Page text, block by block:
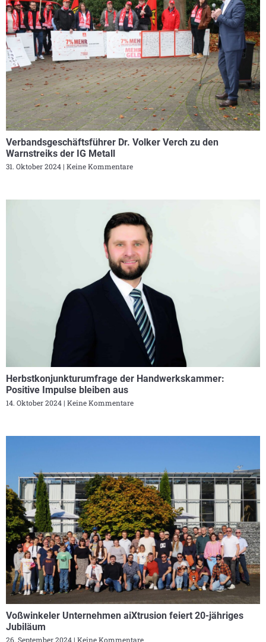
Verbandsgeschäftsführer Dr. Volker Verch zu den
Warnstreiks der IG Metall
31. Oktober 2024 Keine Kommentare
Herbstkonjunkturumfrage der Handwerkskammer:
Positive Impulse bleiben aus
14. Oktober 2024 Keine Kommentare
Voßwinkeler Unternehmen aiXtrusion feiert 20-jähriges
Jubiläum
26. September 2024 Keine Kommentare